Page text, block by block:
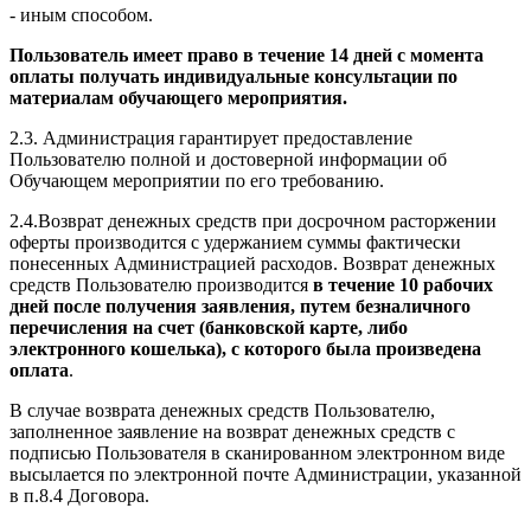
- иным способом.
Пользователь имеет право в течение 14 дней с момента
оплаты получать индивидуальные консультации по
материалам обучающего мероприятия.
2.3. Администрация гарантирует предоставление
Пользователю полной и достоверной информации об
Обучающем мероприятии по его требованию.
2.4.Возврат денежных средств при досрочном расторжении
оферты производится с удержанием суммы фактически
понесенных Администрацией расходов. Возврат денежных
средств Пользователю производится в течение 10 рабочих
дней после получения заявления, путем безналичного
перечисления на счет (банковской карте, либо
электронного кошелька), с которого была произведена
оплата.
В случае возврата денежных средств Пользователю,
заполненное заявление на возврат денежных средств с
подписью Пользователя в сканированном электронном виде
высылается по электронной почте Администрации, указанной
в п.8.4 Договора.